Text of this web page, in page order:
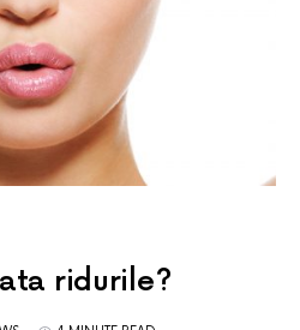
ridurile?